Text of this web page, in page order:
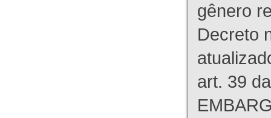
gênero
Decreto
art. 39